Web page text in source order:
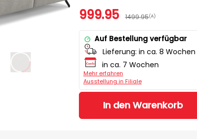
999.95 1499.95(A)
Auf Bestellung verfügbar
Lieferung: in ca. 8 Wochen
in ca. 7 Wochen
Mehr erfahren
Ausstellung in Filiale
In den Warenkorb